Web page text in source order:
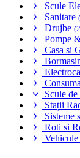
Scule
Sanitare
Drujbe
Pompe
Casa si
Scule de
Stații
Sisteme
Roti si